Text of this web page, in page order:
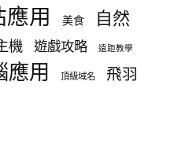
應用 美食 自然
機 遊戲攻略 遠距教學
應用 頂級域名 飛羽